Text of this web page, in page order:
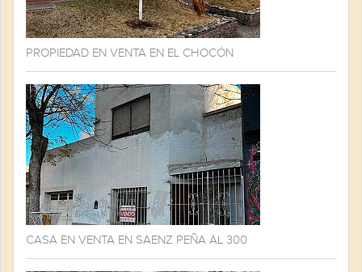
PROPIEDAD EN VENTA EN EL CHOCÓN
CASA EN VENTA EN SAENZ PEÑA AL 300